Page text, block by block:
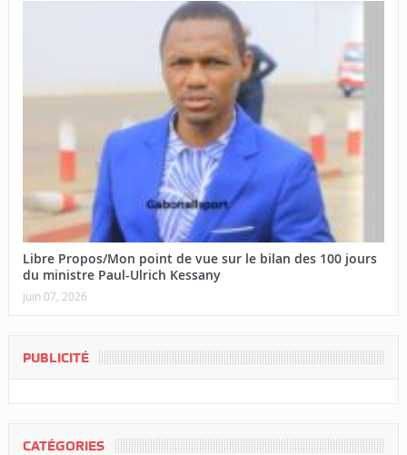
Libre Propos/Mon point de vue sur le bilan des 100 jours
du ministre Paul-Ulrich Kessany
juin 07, 2026
PUBLICITÉ
CATÉGORIES